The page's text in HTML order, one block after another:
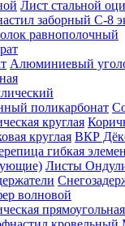
Лист стальной
заборный С-8
равнополочный
Алюминиевый
поликарбонат
круглая
круглая ВКР
гибкая
Листы
волновой
прямоугольная